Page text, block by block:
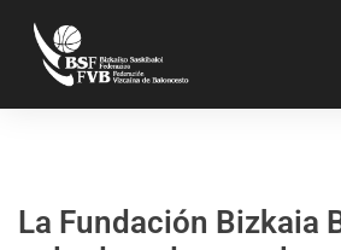
La Fundación Bizkaia